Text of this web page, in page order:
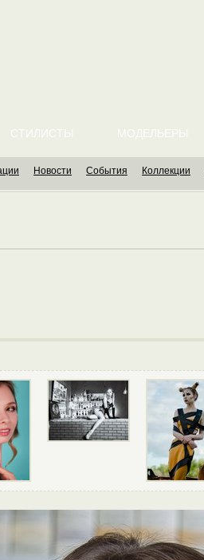
СТИЛИСТЫ МОДЕЛЬЕРЫ
Новости События Коллекции